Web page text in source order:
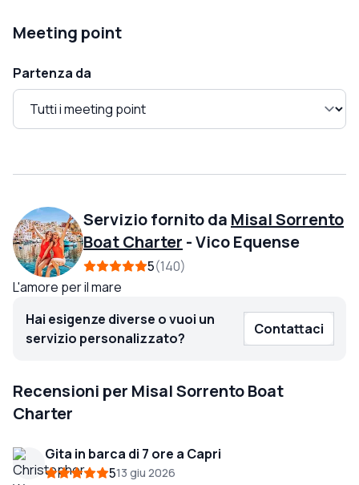
Meeting point
Partenza da
Servizio fornito da Misal Sorrento
Boat Charter -Vico Equense
5 140
L'amore per il mare
Hai esigenze diverse o vuoi un
servizio personalizzato?
Contattaci
Recensioni per Misal Sorrento Boat
Charter
Gita in barca di 7 ore a Capri
513 giu 2026